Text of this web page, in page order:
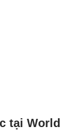
tại World